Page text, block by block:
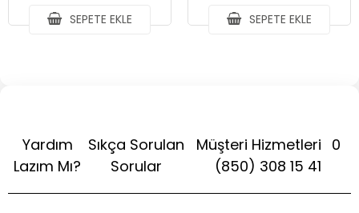
SEPETE EKLE SEPETE EKLE
Yardım
Lazım Mı?
Sıkça Sorulan
Sorular
Müşteri Hizmetleri 0
(850) 308 15 41